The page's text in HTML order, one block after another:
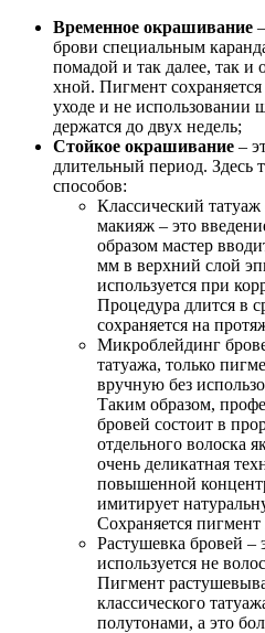
Временное окрашивание
брови специальным
помадой и так далее, так и
хной. Пигмент
уходе и не использовании
держатся до двух недель;
Стойкое окрашивание –
длительный период. Здесь
способов:
Классический
макияж – это
образом мастер
мм в верхний слой
используется при
Процедура длится в
сохраняется на
Микроблейдинг
татуажа, только
вручную без
Таким образом,
бровей состоит в
отдельного волоска
очень деликатная
повышенной
имитирует
Сохраняется
Растушевка бровей –
используется не
Пигмент
классического
полутонами, а это